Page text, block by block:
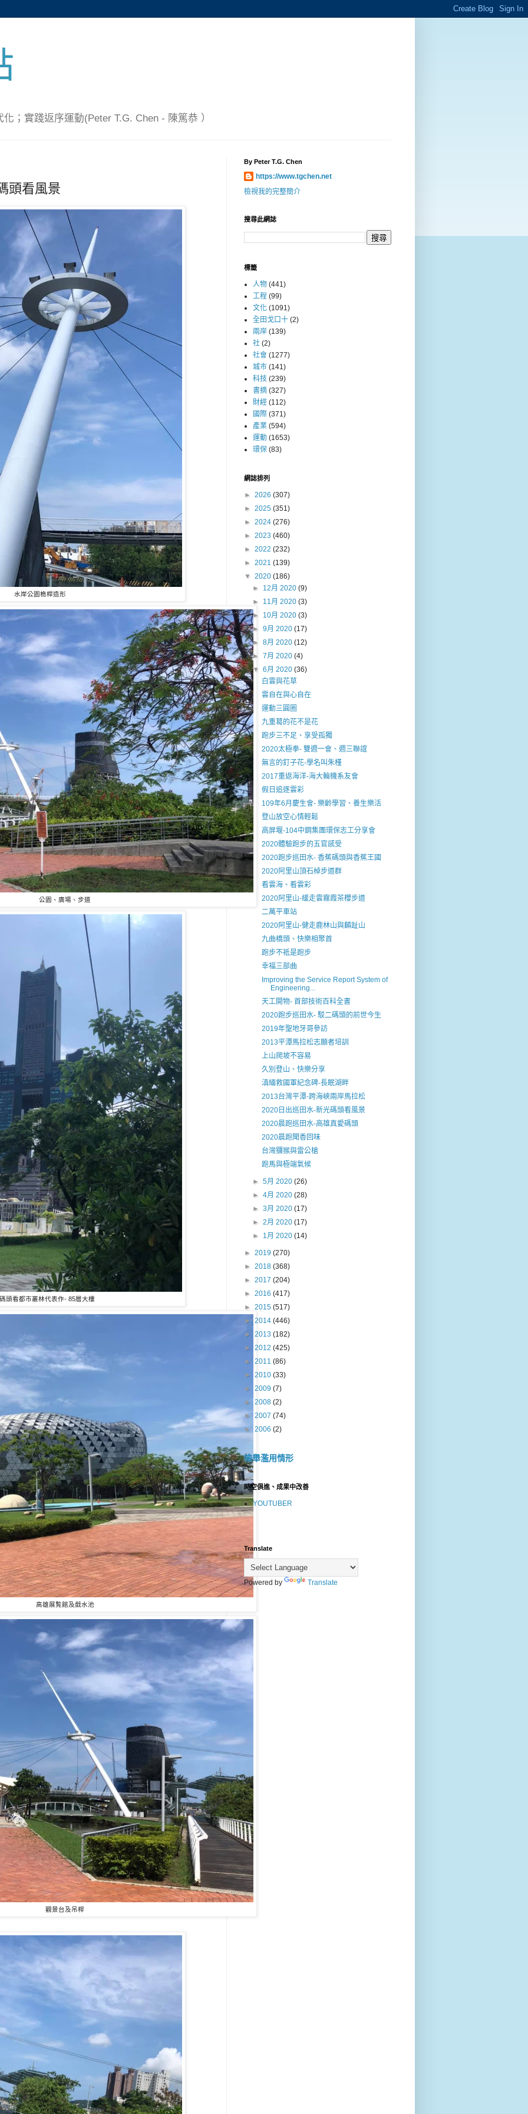
；實踐返序運動(Peter T.G. Chen - 陳篤恭 ）
頭看風景
水岸公園桅桿造形
公園、廣場、步道
頭看都巿叢林代表作- 85層大樓
高雄展覧館及戱水池
觀景台及吊桿
By Peter T.G. Chen
https://www.tgchen.net
檢視我的完整簡介
搜尋此網誌
標籤
人物 (441)
工程 (99)
文化 (1091)
全田戈口十 (2)
兩岸 (139)
社 (2)
社會 (1277)
城巿 (141)
科技 (239)
書摘 (327)
財經 (112)
國際 (371)
產業 (594)
運動 (1653)
環保 (83)
網誌排列
► 2026 (307)
► 2025 (351)
► 2024 (276)
► 2023 (460)
► 2022 (232)
► 2021 (139)
▼ 2020 (186)
► 12月 2020(9)
► 11月 2020(3)
► 10月 2020(3)
►9月 2020(17)
►8月 2020(12)
►7月 2020(4)
▼6月 2020(36)
白雲與花草
雲自在與心自在
運動三圓圈
九重葛的花不是花
跑步三不足、享受孤獨
2020太極拳- 雙週一會、週三聯誼
無言的釘子花-學名叫朱槿
2017重返海洋-海大輪機系友會
假日追逐雲彩
109年6月慶生會- 樂齡學習、養生樂活
登山放空心情輕鬆
高屏堰-104中鋼集團環保志工分享會
2020體驗跑步的五官感受
2020跑步巡田水- 香蕉碼頭與香蕉王國
2020阿里山頂石棹步道群
看雲海、看雲彩
2020阿里山-緩走雲霧霞茶櫻步道
二萬平車站
2020阿里山-健走鹿林山與麟趾山
九曲橋頭、快樂相聚首
跑步不祗是跑步
幸福三部曲
Improving the Service Report System of
Engineering...
天工開物- 首部技術百科全書
2020跑步巡田水- 駁二碼頭的前世今生
2019年聖地牙哥參訪
2013平潭馬拉松志願者培訓
上山爬坡不容易
久別登山、快樂分享
滇緬救國軍紀念碑-長眠湖畔
2013台灣平潭-跨海峽兩岸馬拉松
2020日出巡田水-新光碼頭看風景
2020晨跑巡田水-高雄真愛碼頭
2020晨跑聞香回味
台灣獼猴與雷公槍
跑馬與極端氣候
►5月 2020(26)
►4月 2020(28)
►3月 2020(17)
►2月 2020(17)
► 1月 2020(14)
► 2019 (270)
► 2018 (368)
► 2017 (204)
► 2016 (417)
► 2015 (517)
► 2014 (446)
► 2013 (182)
► 2012 (425)
► 2011 (86)
► 2010 (33)
► 2009 (7)
► 2008 (2)
► 2007 (74)
► 2006 (2)
檢舉濫用情形
時空俱進、成果中改善
YOUTUBER
Translate
Powered by Translate